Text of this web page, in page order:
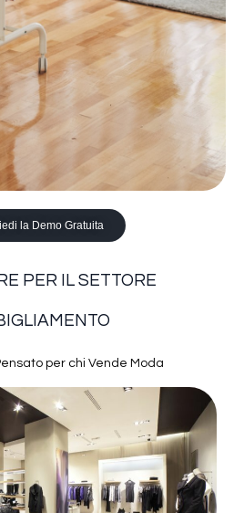
la Demo Gratuita
PER IL SETTORE
per chi Vende Moda